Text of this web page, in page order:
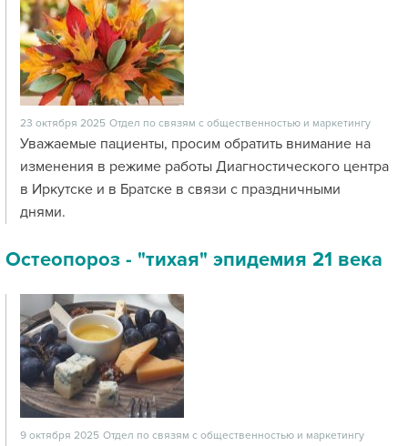
23 октября 2025 Отдел по связям с общественностью и маркетингу
Уважаемые пациенты, просим обратить внимание на
изменения в режиме работы Диагностического центра
в Иркутске и в Братске в связи с праздничными
днями.
Остеопороз - "тихая" эпидемия 21 века
9 октября 2025 Отдел по связям с общественностью и маркетингу